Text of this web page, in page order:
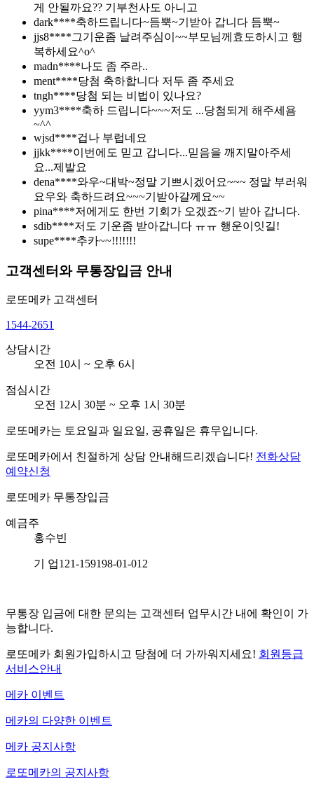
게 안될까요?? 기부천사도 아니고
dark****축하드립니다~듬뿍~기받아 갑니다 듬뿍~
jjs8****그기운좀 날려주심이~~부모님께효도하시고 행
복하세요^o^
madn****나도 좀 주라..
ment****당첨 축하합니다 저두 좀 주세요
tngh****당첨 되는 비법이 있나요?
yym3****축하 드립니다~~~저도 ...당첨되게 해주세욤
~^^
wjsd****겁나 부럽네요
jjkk****이번에도 믿고 갑니다...믿음을 깨지말아주세
요...제발요
dena****와우~대박~정말 기쁘시겠어요~~~ 정말 부러워
요우와 축하드려요~~~기받아갈께요~~
pina****저에게도 한번 기회가 오겠죠~기 받아 갑니다.
sdib****저도 기운좀 받아갑니다 ㅠㅠ 행운이잇길!
supe****추카~~!!!!!!!
고객센터와 무통장입금 안내
로또메카 고객센터
1544-2651
상담시간
오전 10시 ~ 오후 6시
점심시간
오전 12시 30분 ~ 오후 1시 30분
로또메카는 토요일과 일요일, 공휴일은 휴무입니다.
로또메카에서 친절하게 상담 안내해드리겠습니다! 전화상담
예약신청
로또메카 무통장입금
예금주
홍수빈
기 업121-159198-01-012
무통장 입금에 대한 문의는 고객센터 업무시간 내에 확인이 가
능합니다.
로또메카 회원가입하시고 당첨에 더 가까워지세요! 회원등급
서비스안내
메카 이벤트
메카의 다양한 이벤트
메카 공지사항
로또메카의 공지사항